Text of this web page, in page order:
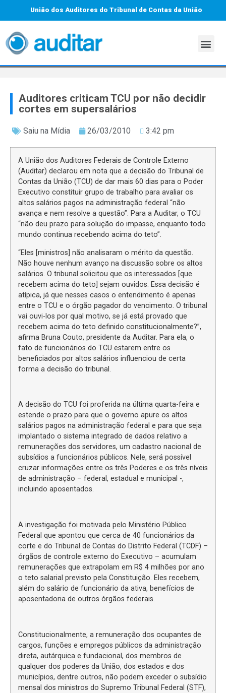
União dos Auditores do Tribunal de Contas da União
Auditores criticam TCU por não decidir
cortes em supersalários
Saiu na Mídia 26/03/2010 3:42 pm
A União dos Auditores Federais de Controle Externo
(Auditar) declarou em nota que a decisão do Tribunal de
Contas da União (TCU) de dar mais 60 dias para o Poder
Executivo constituir grupo de trabalho para avaliar os
altos salários pagos na administração federal “não
avança e nem resolve a questão”. Para a Auditar, o TCU
“não deu prazo para solução do impasse, enquanto todo
mundo continua recebendo acima do teto”.
“Eles [ministros] não analisaram o mérito da questão.
Não houve nenhum avanço na discussão sobre os altos
salários. O tribunal solicitou que os interessados [que
recebem acima do teto] sejam ouvidos. Essa decisão é
atípica, já que nesses casos o entendimento é apenas
entre o TCU e o órgão pagador do vencimento. O tribunal
vai ouvi-los por qual motivo, se já está provado que
recebem acima do teto definido constitucionalmente?”,
afirma Bruna Couto, presidente da Auditar. Para ela, o
fato de funcionários do TCU estarem entre os
beneficiados por altos salários influenciou de certa
forma a decisão do tribunal.
A decisão do TCU foi proferida na última quarta-feira e
estende o prazo para que o governo apure os altos
salários pagos na administração federal e para que seja
implantado o sistema integrado de dados relativo a
remunerações dos servidores, um cadastro nacional de
subsídios a funcionários públicos. Nele, será possível
cruzar informações entre os três Poderes e os três níveis
de administração – federal, estadual e municipal -,
incluindo aposentados.
A investigação foi motivada pelo Ministério Público
Federal que apontou que cerca de 40 funcionários da
corte e do Tribunal de Contas do Distrito Federal (TCDF) –
órgãos de controle externo do Executivo – acumulam
remunerações que extrapolam em R$ 4 milhões por ano
o teto salarial previsto pela Constituição. Eles recebem,
além do salário de funcionário da ativa, benefícios de
aposentadoria de outros órgãos federais.
Constitucionalmente, a remuneração dos ocupantes de
cargos, funções e empregos públicos da administração
direta, autárquica e fundacional, dos membros de
qualquer dos poderes da União, dos estados e dos
municípios, dentre outros, não podem exceder o subsídio
mensal dos ministros do Supremo Tribunal Federal (STF),